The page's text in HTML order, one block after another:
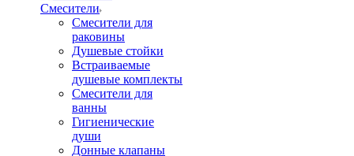
Смесители
Смесители для
раковины
Душевые стойки
Встраиваемые
душевые комплекты
Смесители для
ванны
Гигиенические
души
Донные клапаны